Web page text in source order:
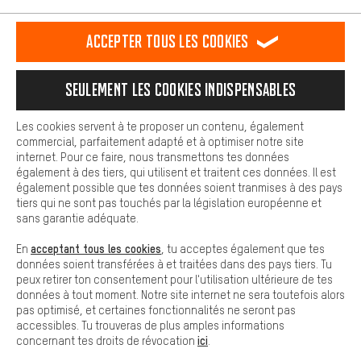
RÉSILIER LE CONTRAT Communauté d'Aix-la-Chapelle
Programme d'affiliation Mentions Légales Protection des données
Conditions générales de vente Plateforme d'Alerte
Reprise des batteries Corepile Paramètres de cookies
Modifier le contraste
Tous les prix s'entendent en euros (MwSt hors) plus les
frais de portpour la livraison versÉtats-Unis.
est plus confortable. Avec les cookies de confort, nous
Nous pouvons ainsi mettre à ta disposition d'autres contenus et
informations utiles. De plus, tu as la possibilité d'utiliser des
facilement les bons produits. Par exemple, nous proposons une
facilement aux questions.
Cookies de base
Les cookies de base garantissent que tu puisses utiliser les
fonctions de notre site web.
Accepter tous les cookies
Seulement les cookies indispensables
Les cookies servent à te proposer un contenu, également
commercial, parfaitement adapté et à optimiser notre site
internet. Pour ce faire, nous transmettons tes données
également à des tiers, qui utilisent et traitent ces données. Il est
également possible que tes données soient tranmises à des pays
tiers qui ne sont pas touchés par la législation européenne et
sans garantie adéquate.
En acceptant tous les cookies , tu acceptes également que tes
données soient transférées à et traitées dans des pays tiers. Tu
peux retirer ton consentement pour l'utilisation ultérieure de tes
données à tout moment. Notre site internet ne sera toutefois alors
pas optimisé, et certaines fonctionnalités ne seront pas
accessibles. Tu trouveras de plus amples informations
concernant tes droits de révocation ici